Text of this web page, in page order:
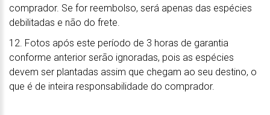
comprador. Se for reembolso, será apenas das espécies
debilitadas e não do frete.
12. Fotos após este período de 3 horas de garantia
conforme anterior serão ignoradas, pois as espécies
devem ser plantadas assim que chegam ao seu destino, o
que é de inteira responsabilidade do comprador.